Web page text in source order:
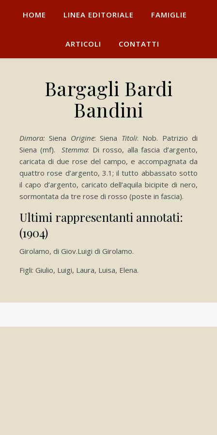
HOME LINEA EDITORIALE FAMIGLIE
ARTICOLI CONTATTI
Bargagli Bardi
Bandini
Dimora: Siena Origine: Siena Titoli: Nob. Patrizio di
Siena (mf).Stemma: Di rosso, alla fascia d’argento,
caricata di due rose del campo, e accompagnata da
quattro rose d’argento, 3.1; il tutto abbassato sotto
il capo d’argento, caricato dell’aquila bicipite di nero,
sormontata da tre rose di rosso (poste in fascia).
Ultimi rappresentanti annotati:
(1904)
Girolamo, di Giov.Luigi di Girolamo.
Figli: Giulio, Luigi, Laura, Luisa, Elena.